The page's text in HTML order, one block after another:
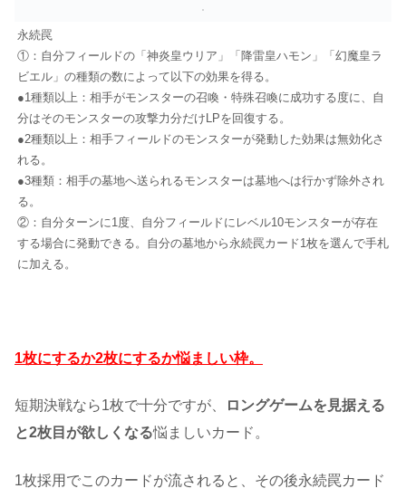
永続罠
①：自分フィールドの「神炎皇ウリア」「降雷皇ハモン」「幻魔皇ラ
ビエル」の種類の数によって以下の効果を得る。
●1種類以上：相手がモンスターの召喚・特殊召喚に成功する度に、自
分はそのモンスターの攻撃力分だけLPを回復する。
●2種類以上：相手フィールドのモンスターが発動した効果は無効化さ
れる。
●3種類：相手の墓地へ送られるモンスターは墓地へは行かず除外され
る。
②：自分ターンに1度、自分フィールドにレベル10モンスターが存在
する場合に発動できる。自分の墓地から永続罠カード1枚を選んで手札
に加える。
1枚にするか2枚にするか悩ましい枠。
短期決戦なら1枚で十分ですが、
ロングゲームを見据える
と2枚目が欲しくなる悩ましいカード。
1枚採用でこのカードが流されると、その後永続罠カード